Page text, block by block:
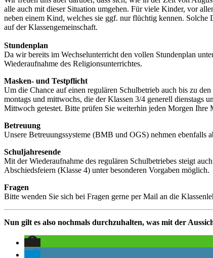
alle auch mit dieser Situation umgehen. Für viele Kinder, vor
neben einem Kind, welches sie ggf. nur flüchtig kennen. Solche
auf der Klassengemeinschaft.
Stundenplan
Da wir bereits im Wechselunterricht den vollen Stundenplan
Wiederaufnahme des Religionsunterrichtes.
Masken- und Testpflicht
Um die Chance auf einen regulären Schulbetrieb auch bis zu
montags und mittwochs, die der Klassen 3/4 generell dienstags
Mittwoch getestet. Bitte prüfen Sie weiterhin jeden Morgen
Betreuung
Unsere Betreuungssysteme (BMB und OGS) nehmen ebenfalls
Schuljahresende
Mit der Wiederaufnahme des regulären Schulbetriebes steigt
Abschiedsfeiern (Klasse 4) unter besonderen Vorgaben möglich.
Fragen
Bitte wenden Sie sich bei Fragen gerne per Mail an die
Nun gilt es also nochmals durchzuhalten, was mit der